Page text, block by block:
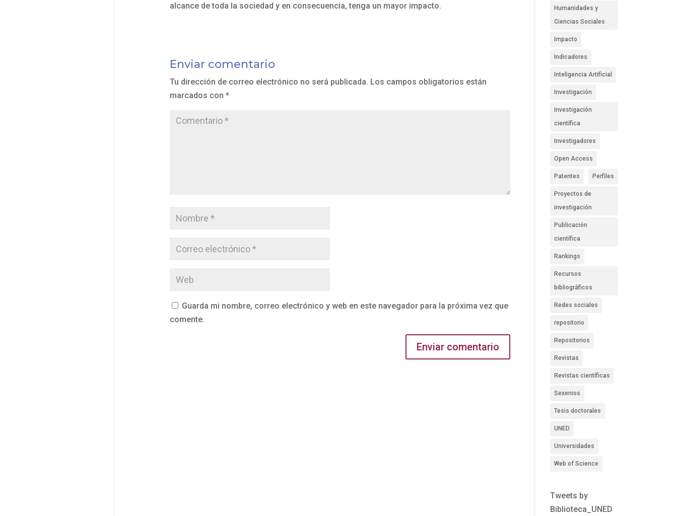
alcance de toda la sociedad y en consecuencia, tenga un mayor impacto.
Enviar comentario
Tu dirección de correo electrónico no será publicada. Los campos obligatorios están
marcados con *
Guarda mi nombre, correo electrónico y web en este navegador para la próxima vez que
comente.
Humanidades y
Ciencias Sociales
Impacto
Indicadores
Inteligencia Artificial
Investigación
Investigación
científica
Investigadores
Open Access
Patentes Perfiles
Proyectos de
investigación
Publicación
científica
Rankings
Recursos
bibliográficos
Redes sociales
repositorio
Repositorios
Revistas
Revistas científicas
Sexenios
Tesis doctorales
UNED
Universidades
Web of Science
Tweets by
Biblioteca_UNED